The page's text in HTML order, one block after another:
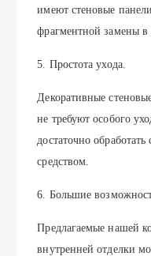
имеют стеновые
фрагментной замены в
5. Простота ухода.
Декоративные
не требуют особого
достаточно
средством.
6. Большие
Предлагаемые нашей
внутренней отделки